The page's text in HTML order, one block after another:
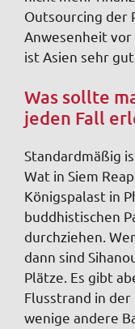
Outsourcing der
Anwesenheit
ist Asien sehr
Was sollte
jeden Fall
Standardmäßig
Wat in Siem
Königspalast in
buddhistischen
durchziehen.
dann sind
Plätze. Es gibt
Flusstrand in
wenige andere